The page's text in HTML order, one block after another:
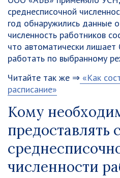
среднесписочной
год обнаружились данные
численность работников
что автоматически
работать по выбранному
Читайте так же ⇒ «Как
расписание»
Кому
предоставлять
численности